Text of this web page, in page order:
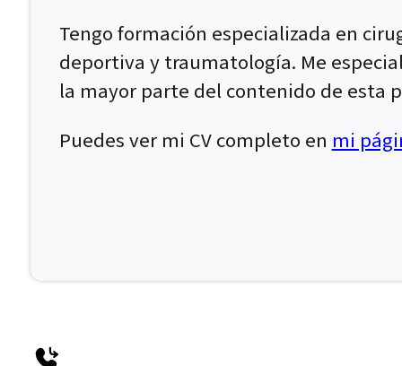
Tengo formación especializada en
deportiva y traumatología. Me
la mayor parte del contenido de esta
Puedes ver mi CV completo en mi